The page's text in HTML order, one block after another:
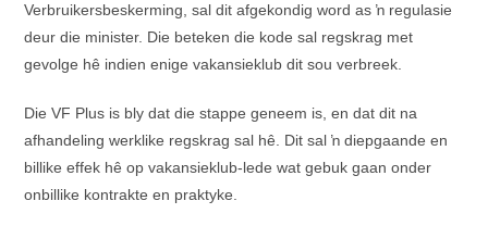
Verbruikersbeskerming, sal dit afgekondig word as ŉ regulasie
deur die minister. Die beteken die kode sal regskrag met
gevolge hê indien enige vakansieklub dit sou verbreek.
Die VF Plus is bly dat die stappe geneem is, en dat dit na
afhandeling werklike regskrag sal hê. Dit sal ŉ diepgaande en
billike effek hê op vakansieklub-lede wat gebuk gaan onder
onbillike kontrakte en praktyke.